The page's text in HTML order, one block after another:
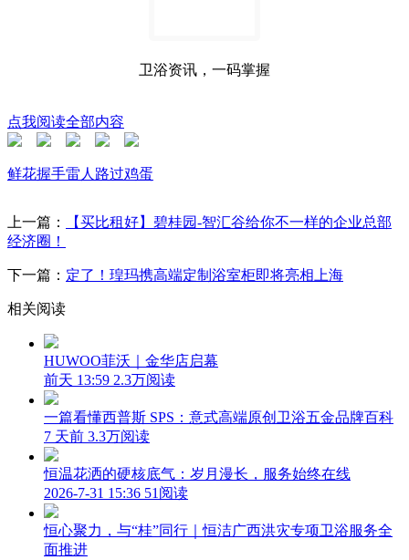
卫浴资讯，一码掌握
点我阅读全部内容
鲜花握手雷人 路过鸡蛋
上一篇：
【买比租好】碧桂园-智汇谷给你不一样的企业总部
经济圈！
下一篇： 定了！瑝玛携高端定制浴室柜即将亮相上海
相关阅读
HUWOO菲沃｜金华店启幕
前天 13:59 2.3万阅读
一篇看懂西普斯 SPS：意式高端原创卫浴五金品牌百科
7 天前 3.3万阅读
恒温花洒的硬核底气：岁月漫长，服务始终在线
2026-7-31 15:36 51阅读
恒心聚力，与“桂”同行｜恒洁广西洪灾专项卫浴服务全
面推进